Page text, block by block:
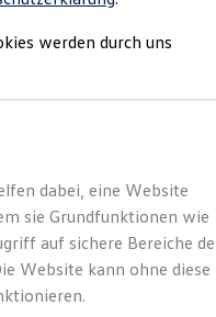
überzeugend: Der
| 4.499,93
werden durch uns
dabei, eine Website
sie Grundfunktionen wie
auf sichere Bereiche
Website kann ohne diese